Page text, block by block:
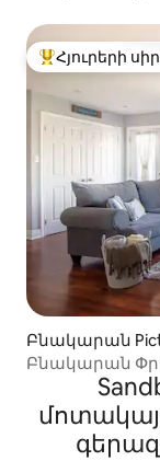
Հյուրերի
Հյուրերի
Բնակարան
Բնակարան